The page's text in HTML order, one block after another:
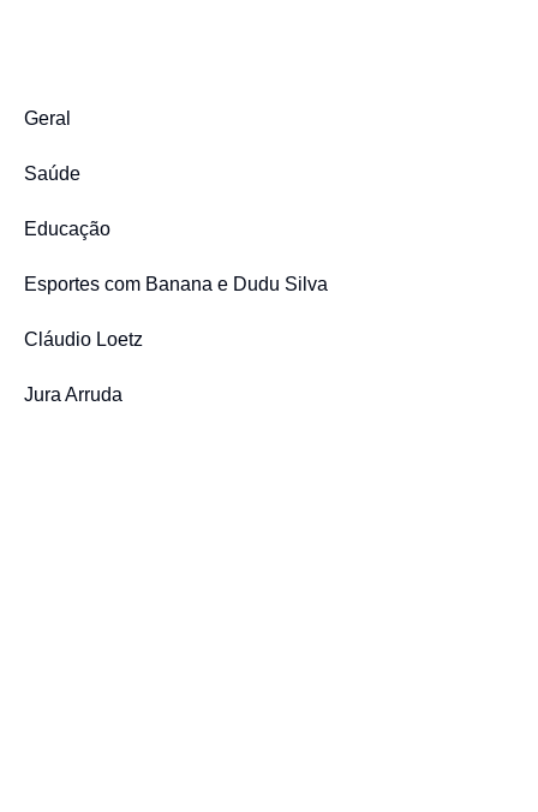
Geral
Saúde
Educação
Esportes com Banana e Dudu Silva
Cláudio Loetz
Jura Arruda